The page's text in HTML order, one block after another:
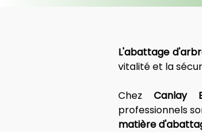
L'abattage
vitalité et la
Chez Canlay
professionnels
matière